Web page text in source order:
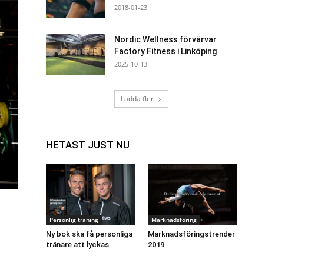
2018-01-23
Nordic Wellness förvärvar
Factory Fitness i Linköping
2025-10-13
Ladda fler
HETAST JUST NU
Personlig träning
Ny bok ska få personliga
tränare att lyckas
Marknadsföring
Marknadsföringstrender
2019